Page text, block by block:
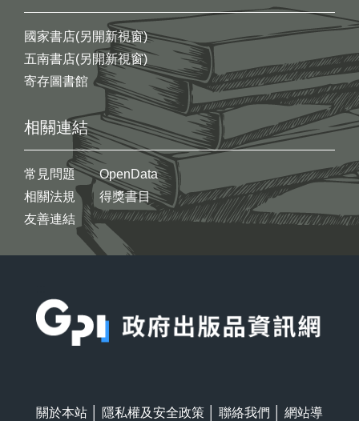
國家書店(另開新視窗)
五南書店(另開新視窗)
寄存圖書館
相關連結
常見問題
相關法規
友善連結
OpenData
得獎書目
關於本站 隱私權及安全政策 聯絡我們
網站導